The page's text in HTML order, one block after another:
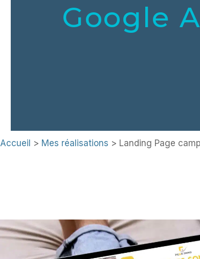
Google
Accueil > Mes réalisations > Landing Page